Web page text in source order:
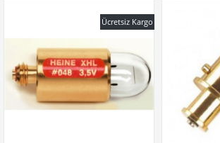
Ücretsiz Kargo